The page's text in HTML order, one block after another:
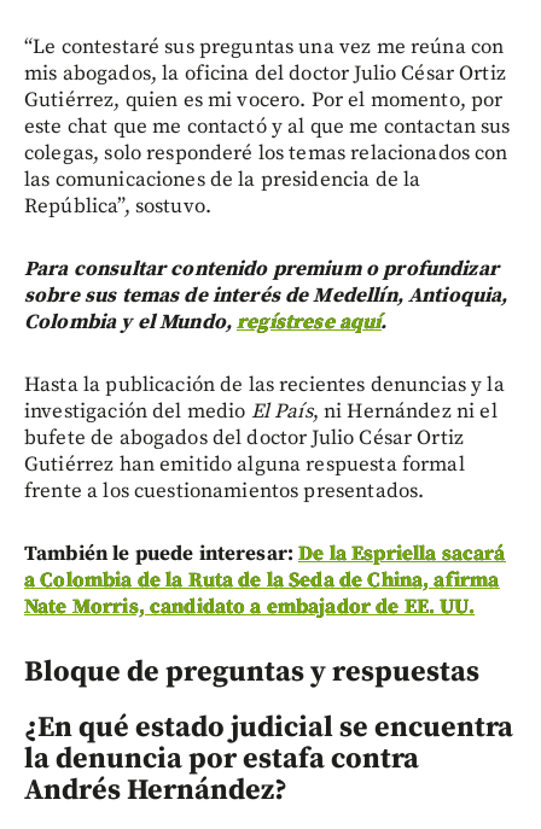
“Le contestaré sus preguntas una vez me reúna con
mis abogados, la oficina del doctor Julio César Ortiz
Gutiérrez, quien es mi vocero. Por el momento, por
este chat que me contactó y al que me contactan sus
colegas, solo responderé los temas relacionados con
las comunicaciones de la presidencia de la
República”, sostuvo.
Para consultar contenido premium o profundizar
sobre sus temas de interés de Medellín, Antioquia,
Colombia y el Mundo,regístrese aquí.
Hasta la publicación de las recientes denuncias y la
investigación del medio El País, ni Hernández ni el
bufete de abogados del doctor Julio César Ortiz
Gutiérrez han emitido alguna respuesta formal
frente a los cuestionamientos presentados.
También le puede interesar:De la Espriella sacará
a Colombia de la Ruta de la Seda de China, afirma
Nate Morris, candidato a embajador de EE. UU.
Bloque de preguntas y respuestas
¿En qué estado judicial se encuentra
la denuncia por estafa contra
Andrés Hernández?